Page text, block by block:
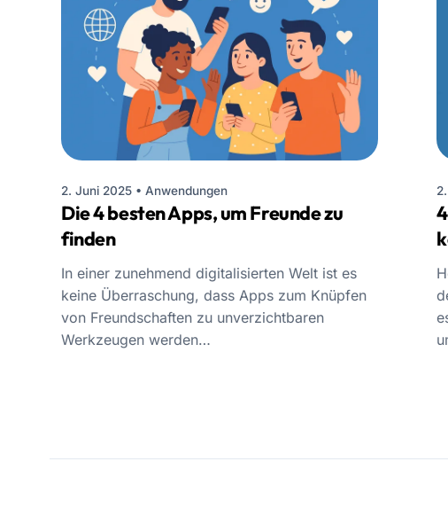
2. Juni 2025 • Anwendungen
Die 4 besten Apps, um Freunde zu
finden
In einer zunehmend digitalisierten Welt ist es
keine Überraschung, dass Apps zum Knüpfen
von Freundschaften zu unverzichtbaren
Werkzeugen werden…